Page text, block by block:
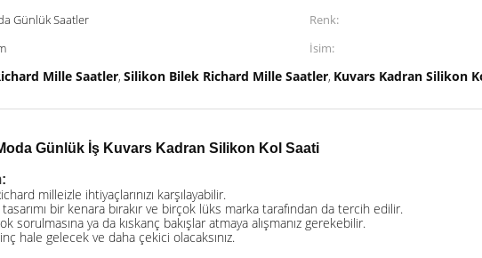
Günlük Saatler Renk:
İsim:
Mille Saatler, Silikon Bilek Richard Mille Saatler, Kuvars Kadran Silikon
Günlük İş Kuvars Kadran Silikon Kol Saati
milleizle ihtiyaçlarınızı karşılayabilir.
bir kenara bırakır ve birçok lüks marka tarafından da tercih edilir.
sorulmasına ya da kıskanç bakışlar atmaya alışmanız gerekebilir.
hale gelecek ve daha çekici olacaksınız.